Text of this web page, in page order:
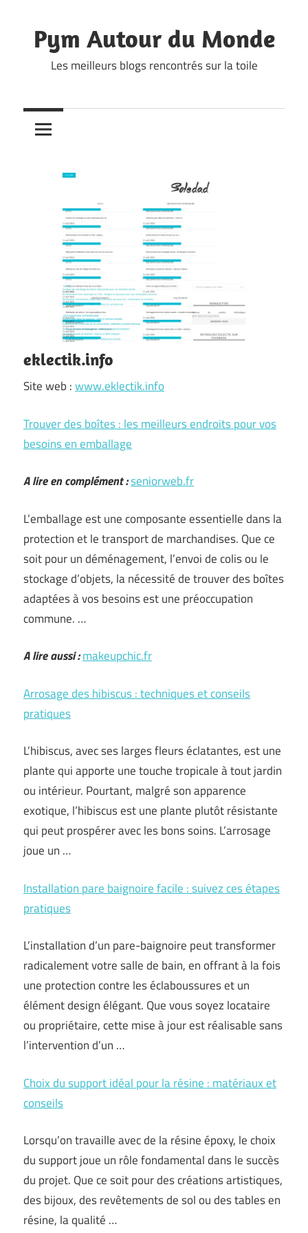
content
Pym Autour du Monde
Les meilleurs blogs rencontrés sur la toile
eklectik.info
Site web :www.eklectik.info
Trouver des boîtes : les meilleurs endroits pour vos
besoins en emballage
A lire en complément :seniorweb.fr
L’emballage est une composante essentielle dans la
protection et le transport de marchandises. Que ce
soit pour un déménagement, l’envoi de colis ou le
stockage d’objets, la nécessité de trouver des boîtes
adaptées à vos besoins est une préoccupation
commune. …
A lire aussi :makeupchic.fr
Arrosage des hibiscus : techniques et conseils
pratiques
L’hibiscus, avec ses larges fleurs éclatantes, est une
plante qui apporte une touche tropicale à tout jardin
ou intérieur. Pourtant, malgré son apparence
exotique, l’hibiscus est une plante plutôt résistante
qui peut prospérer avec les bons soins. L’arrosage
joue un …
Installation pare baignoire facile : suivez ces étapes
pratiques
L’installation d’un pare-baignoire peut transformer
radicalement votre salle de bain, en offrant à la fois
une protection contre les éclaboussures et un
élément design élégant. Que vous soyez locataire
ou propriétaire, cette mise à jour est réalisable sans
l’intervention d’un …
Choix du support idéal pour la résine : matériaux et
conseils
Lorsqu’on travaille avec de la résine époxy, le choix
du support joue un rôle fondamental dans le succès
du projet. Que ce soit pour des créations artistiques,
des bijoux, des revêtements de sol ou des tables en
résine, la qualité …